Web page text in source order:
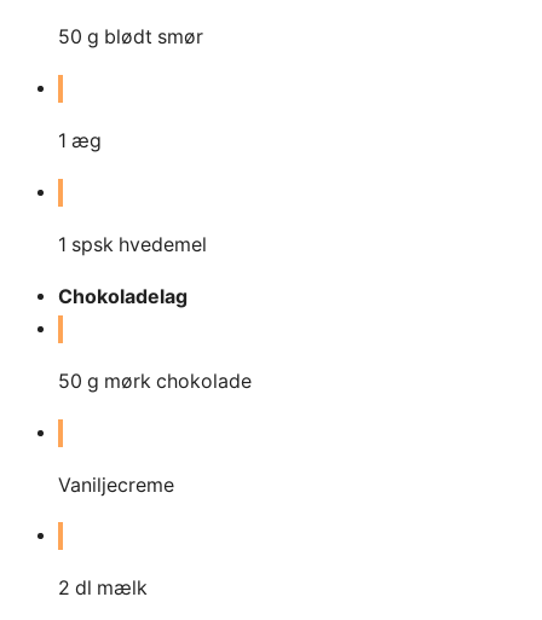
50 g blødt smør
1 æg
1 spsk hvedemel
Chokoladelag
50 g mørk chokolade
Vaniljecreme
2 dl mælk